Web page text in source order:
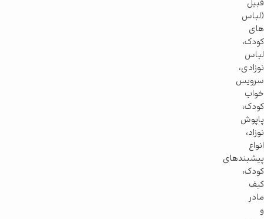
قبیل
(لباس
های
کودک،
لباس
نوزادی،
سرویس
خواب
کودک،
پاپوش
نوزاد،
انواع
پیشبندهای
کودک،
کیف
مادر
و